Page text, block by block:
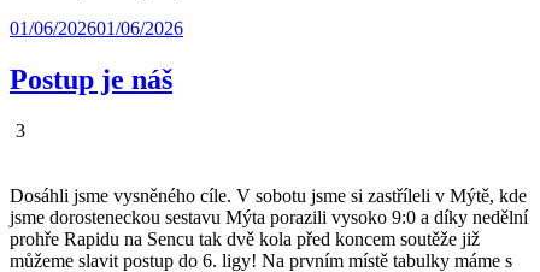
01/06/202601/06/2026
Postup je náš
3
Dosáhli jsme vysněného cíle. V sobotu jsme si zastříleli v Mýtě, kde
jsme dorosteneckou sestavu Mýta porazili vysoko 9:0 a díky nedělní
prohře Rapidu na Sencu tak dvě kola před koncem soutěže již
můžeme slavit postup do 6. ligy! Na prvním místě tabulky máme s